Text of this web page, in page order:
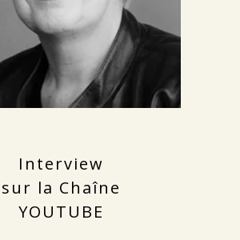
Interview
sur la Chaîne
YOUTUBE